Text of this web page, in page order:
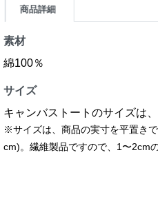
商品詳細
素材
綿100％
サイズ
キャンバストートのサイズは
※サイズは、商品の実寸を平置き
cm)。繊維製品ですので、1〜2cm